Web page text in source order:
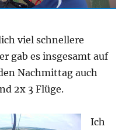
viel schnellere
gab es insgesamt auf
Nachmittag auch
2x 3 Flüge.
Ich